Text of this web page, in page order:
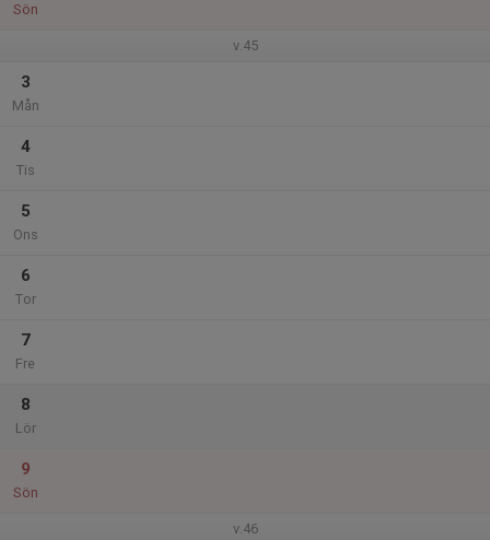
Sön
v.45
3
Mån
4
Tis
5
Ons
6
Tor
7
Fre
8
Lör
9
Sön
v.46